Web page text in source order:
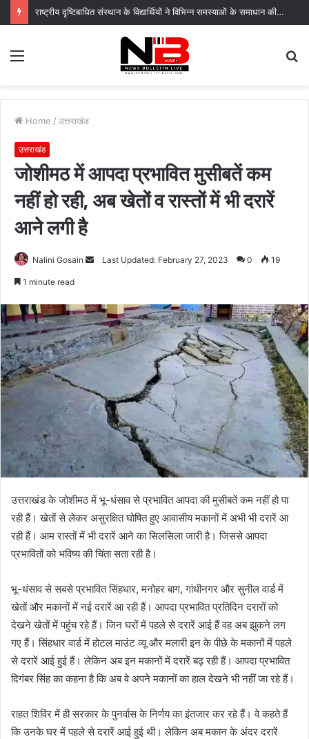
राष्ट्रीय दृष्टिबाधित संस्थान के विद्यार्थियों ने विभिन्न समस्याओं के समाधान की उठाई मांग
Menu
Home / उत्तराखंड
उत्तराखंड
जोशीमठ में आपदा प्रभावित मुसीबतें कम
नहीं हो रही, अब खेतों व रास्तों में भी दरारें
आने लगी है
Nalini Gosain
SendLast Updated: February 27, 2023 0 19
1 minute read
उत्तराखंड के जोशीमठ में भू-धंसाव से प्रभावित आपदा की मुसीबतें कम नहीं हो पा
रही हैं। खेतों से लेकर असुरक्षित घोषित हुए आवासीय मकानों में अभी भी दरारें आ
रही हैं। आम रास्तों में भी दरारें आने का सिलसिला जारी है। जिससे आपदा
प्रभावितों को भविष्य की चिंता सता रही है।
भू-धंसाव से सबसे प्रभावित सिंहधार, मनोहर बाग, गांधीनगर और सुनील वार्ड में
खेतों और मकानों में नई दरारें आ रही हैं। आपदा प्रभावित प्रतिदिन दरारों को
देखने खेतों में पहुंच रहे हैं। जिन घरों में पहले से दरारें आई हैं वह अब झुकने लग
गए हैं। सिंहधार वार्ड में होटल माउंट व्यू और मलारी इन के पीछे के मकानों में पहले
से दरारें आई हुई हैं। लेकिन अब इन मकानों में दरारें बढ़ रही हैं। आपदा प्रभावित
दिगंबर सिंह का कहना है कि अब वे अपने मकानों का हाल देखने भी नहीं जा रहे हैं।
राहत शिविर में ही सरकार के पुनर्वास के निर्णय का इंतजार कर रहे हैं। वे कहते हैं
कि उनके घर में पहले से दरारें आई हुई थी। लेकिन अब मकान के अंदर दरारें